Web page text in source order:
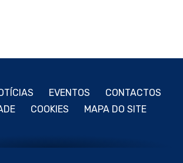
EVENTOS
CONTACTOS
COOKIES MAPA DO SITE